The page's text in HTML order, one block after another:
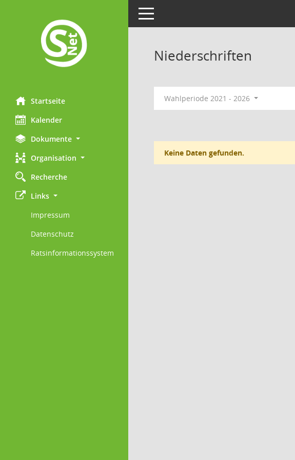
Startseite
Kalender
Dokumente
Organisation
Recherche
Links
Impressum
Datenschutz
Ratsinformationssystem
Toggle navigation
Niederschriften
Wahlperiode 2021 - 2026
Keine Daten gefunden.